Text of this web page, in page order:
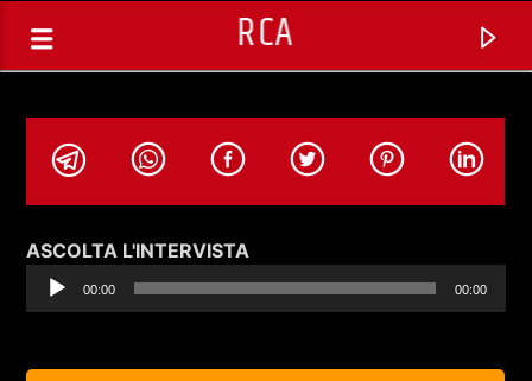
RCA
ASCOLTA L'INTERVISTA
Player
00:00 00:00